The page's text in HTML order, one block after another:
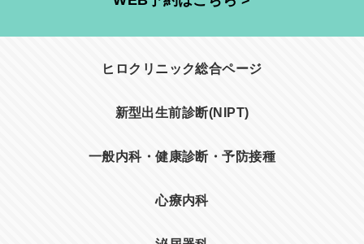
ヒロクリニック総合ページ
新型出生前診断(NIPT)
一般内科・健康診断・予防接種
心療内科